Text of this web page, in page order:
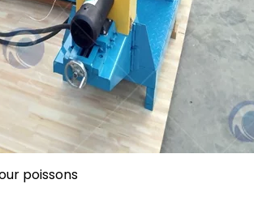
poissons